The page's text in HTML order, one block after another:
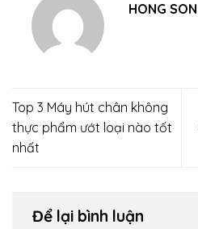
HONG SON
Top 3 Máy hút chân không
thực phẩm ướt loại nào tốt
nhất
Để lại bình luận